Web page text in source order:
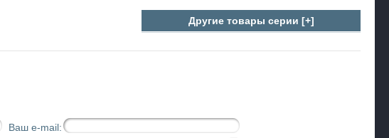
Другие товары серии [+]
Ваш e-mail: